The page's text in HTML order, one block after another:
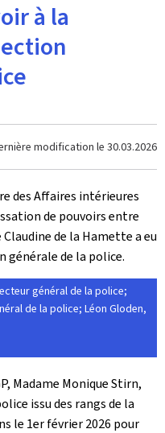
à la
modification le 30.03.2026
des Affaires intérieures
de pouvoirs entre
de la Hamette a eu
générale de la police.
général de la police;
de la police; Léon Gloden,
Madame Monique Stirn,
issu des rangs de la
le 1er février 2026 pour